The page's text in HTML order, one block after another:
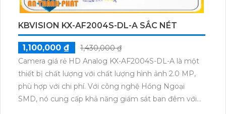
tiết ngay cả trong ánh sáng yếu. Bạn có thể yên tâm
giám sát nhà ở, văn phòng hay cửa hàng mà không
bị giới hạn thời gian.
KBVISION KX-AF2004S-DL-A SẮC NÉT
1,100,000 ₫
1,430,000 ₫
Camera giá rẻ HD Analog KX-AF2004S-DL-A là một
thiết bị chất lượng với chất lượng hình ảnh 2.0 MP,
phù hợp với chi phí. Với công nghệ Hồng Ngoại
SMD, nó cung cấp khả năng giám sát ban đêm với